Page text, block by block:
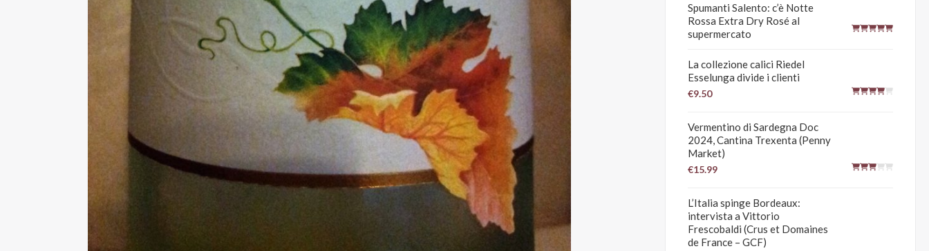
Spumanti Salento: c’è Notte
Rossa Extra Dry Rosé al
supermercato
La collezione calici Riedel
Esselunga divide i clienti
€9.50
Vermentino di Sardegna Doc
2024, Cantina Trexenta (Penny
Market)
€15.99
L’Italia spinge Bordeaux:
intervista a Vittorio
Frescobaldi (Crus et Domaines
de France – GCF)